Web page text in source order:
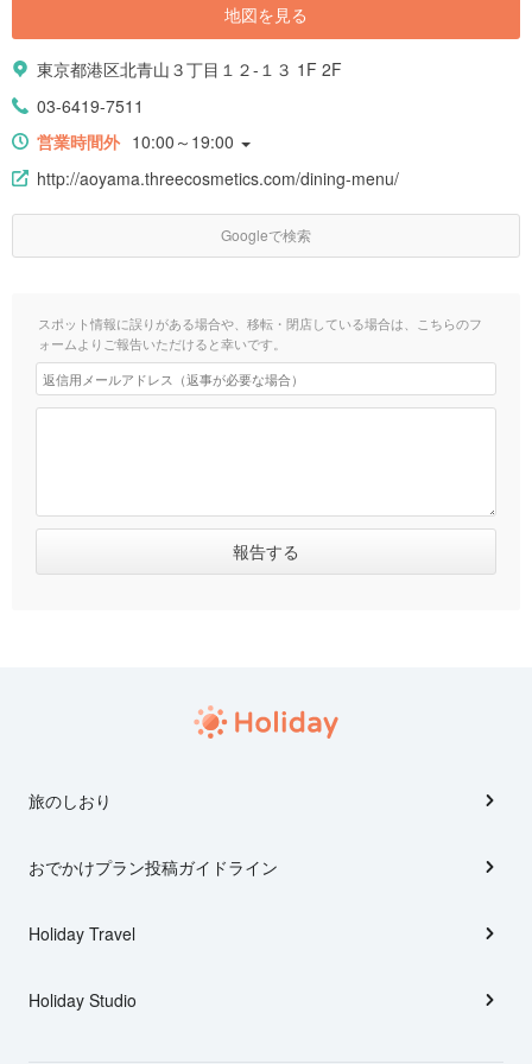
地図を見る
東京都港区北青山３丁目１２-１３ 1F 2F
03-6419-7511
営業時間外 10:00～19:00
http://aoyama.threecosmetics.com/dining-menu/
Googleで検索
スポット情報に誤りがある場合や、移転・閉店している場合は、こちらのフ
ォームよりご報告いただけると幸いです。
旅のしおり
おでかけプラン投稿ガイドライン
Holiday Travel
Holiday Studio